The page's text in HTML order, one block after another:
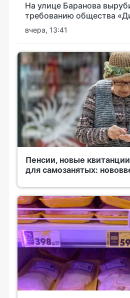
На улице Баранова
требованию общества
вчера, 13:41
Пенсии, новые
для самозанятых: